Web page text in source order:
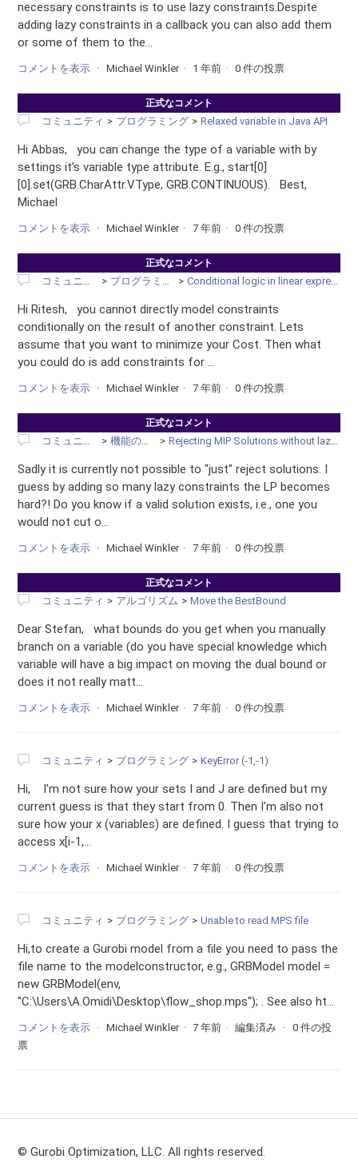
necessary constraints is to use lazy constraints.Despite
adding lazy constraints in a callback you can also add them
or some of them to the...
コメントを表示 Michael Winkler 1 年前 0 件の投票
正式なコメント
コミュニティ プログラミング Relaxed variable in Java API
Hi Abbas, you can change the type of a variable with by
settings it's variable type attribute. E.g., start[0]
[0].set(GRB.CharAttr.VType, GRB.CONTINUOUS). Best,
Michael
コメントを表示 Michael Winkler 7 年前 0 件の投票
正式なコメント
コミュニティ プログラミング Conditional logic in linear expression
Hi Ritesh, you cannot directly model constraints
conditionally on the result of another constraint. Lets
assume that you want to minimize your Cost. Then what
you could do is add constraints for ...
コメントを表示 Michael Winkler 7 年前 0 件の投票
正式なコメント
コミュニティ 機能の要望 Rejecting MIP Solutions without lazy cuts
Sadly it is currently not possible to "just" reject solutions. I
guess by adding so many lazy constraints the LP becomes
hard?! Do you know if a valid solution exists, i.e., one you
would not cut o...
コメントを表示 Michael Winkler 7 年前 0 件の投票
正式なコメント
コミュニティ アルゴリズム Move the BestBound
Dear Stefan, what bounds do you get when you manually
branch on a variable (do you have special knowledge which
variable will have a big impact on moving the dual bound or
does it not really matt...
コメントを表示 Michael Winkler 7 年前 0 件の投票
コミュニティ プログラミング KeyError (-1,-1)
Hi, I'm not sure how your sets I and J are defined but my
current guess is that they start from 0. Then I'm also not
sure how your x (variables) are defined. I guess that trying to
access x[i-1,...
コメントを表示 Michael Winkler 7 年前 0 件の投票
コミュニティ プログラミング Unable to read MPS file
Hi,to create a Gurobi model from a file you need to pass the
file name to the modelconstructor, e.g., GRBModel model =
new GRBModel(env,
"C:\Users\A.Omidi\Desktop\flow_shop.mps"); . See also ht...
コメントを表示 Michael Winkler 7 年前 編集済み
0 件の投
票
© Gurobi Optimization, LLC. All rights reserved.